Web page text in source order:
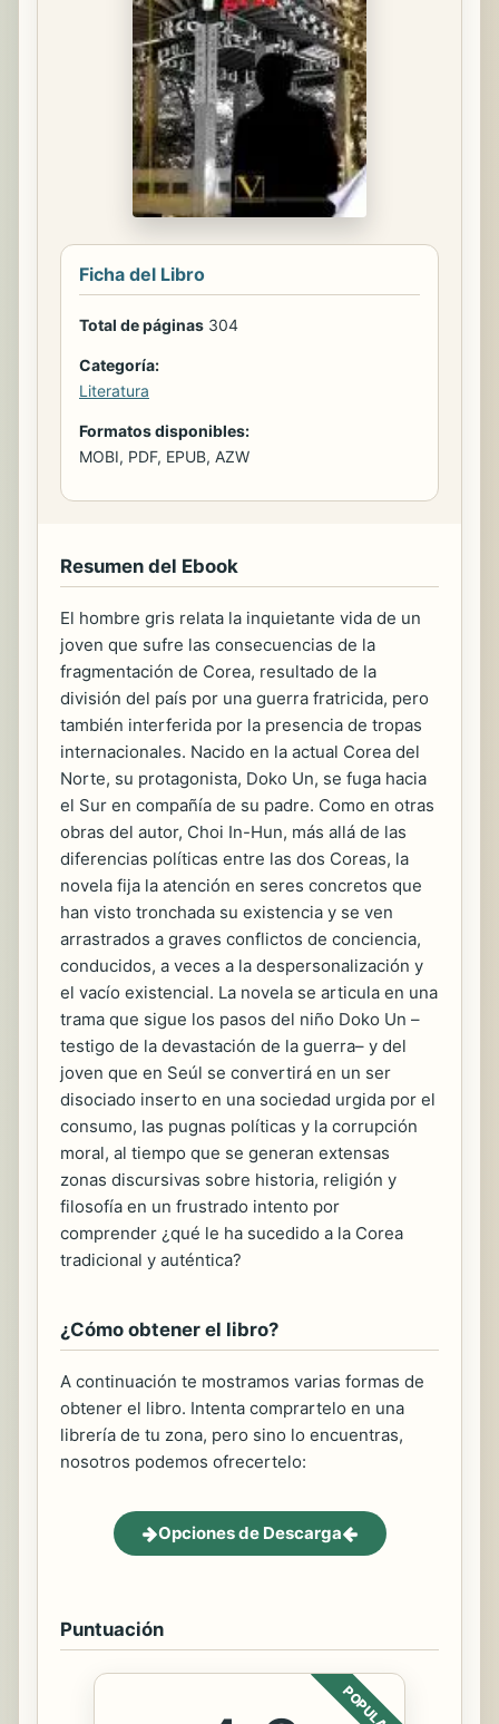
Ficha del Libro
Total de páginas 304
Categoría:
Literatura
Formatos disponibles:
MOBI, PDF, EPUB, AZW
Resumen del Ebook
El hombre gris relata la inquietante vida de un
joven que sufre las consecuencias de la
fragmentación de Corea, resultado de la
división del país por una guerra fratricida, pero
también interferida por la presencia de tropas
internacionales. Nacido en la actual Corea del
Norte, su protagonista, Doko Un, se fuga hacia
el Sur en compañía de su padre. Como en otras
obras del autor, Choi In-Hun, más allá de las
diferencias políticas entre las dos Coreas, la
novela fija la atención en seres concretos que
han visto tronchada su existencia y se ven
arrastrados a graves conflictos de conciencia,
conducidos, a veces a la despersonalización y
el vacío existencial. La novela se articula en una
trama que sigue los pasos del niño Doko Un –
testigo de la devastación de la guerra– y del
joven que en Seúl se convertirá en un ser
disociado inserto en una sociedad urgida por el
consumo, las pugnas políticas y la corrupción
moral, al tiempo que se generan extensas
zonas discursivas sobre historia, religión y
filosofía en un frustrado intento por
comprender ¿qué le ha sucedido a la Corea
tradicional y auténtica?
¿Cómo obtener el libro?
A continuación te mostramos varias formas de
obtener el libro. Intenta comprartelo en una
librería de tu zona, pero sino lo encuentras,
nosotros podemos ofrecertelo:
Opciones de Descarga
Puntuación
POPULAR